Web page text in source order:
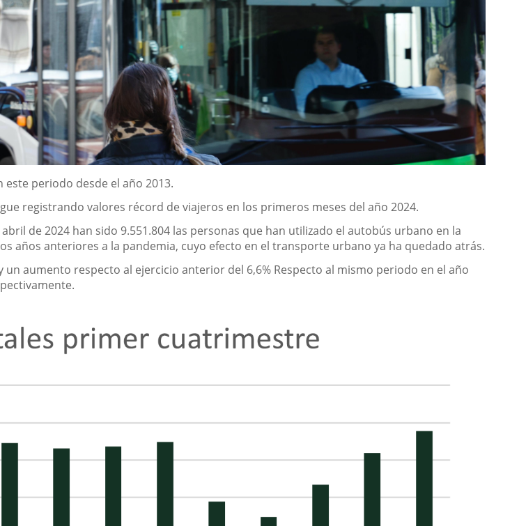
periodo desde el año 2013.
registrando valores récord de viajeros en los primeros meses del año 2024.
de 2024 han sido 9.551.804 las personas que han utilizado el autobús urbano en la
años anteriores a la pandemia, cuyo efecto en el transporte urbano ya ha quedado atrás.
aumento respecto al ejercicio anterior del 6,6% Respecto al mismo periodo en el año